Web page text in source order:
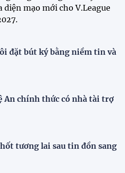
Đội tuyển Việt Nam chạm trán
Thái Lan tại Division 1 FIFA
dịch ASIAD 2026
Dàn sao U23 Việt Nam hội quân,
sẵn sàng chinh phục ASIAD